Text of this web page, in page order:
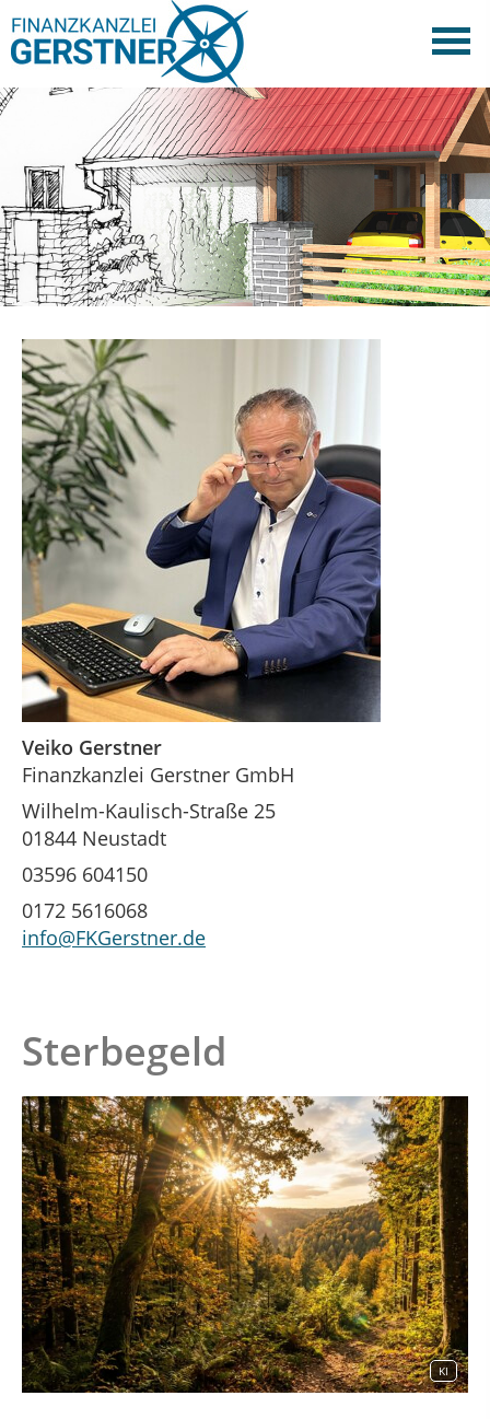
Veiko Gerstner
Finanzkanzlei Gerstner GmbH
Wilhelm-Kaulisch-Straße 25
01844 Neustadt
03596 604150
0172 5616068
info@FKGerstner.de
Sterbegeld
KI